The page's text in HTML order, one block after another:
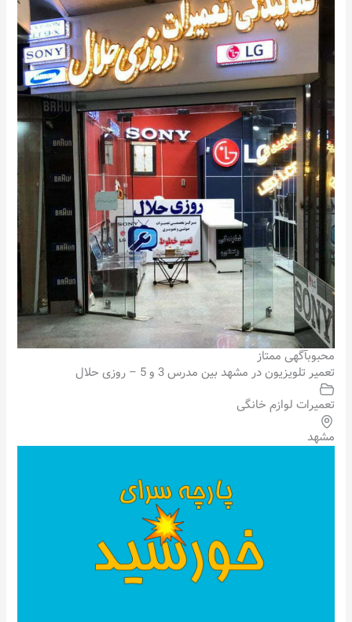
محبوبآگهی ممتاز
تعمیر تلویزیون در مشهد بین مدرس 3 و 5 – روزی حلال
تعمیرات لوازم خانگی
مشهد